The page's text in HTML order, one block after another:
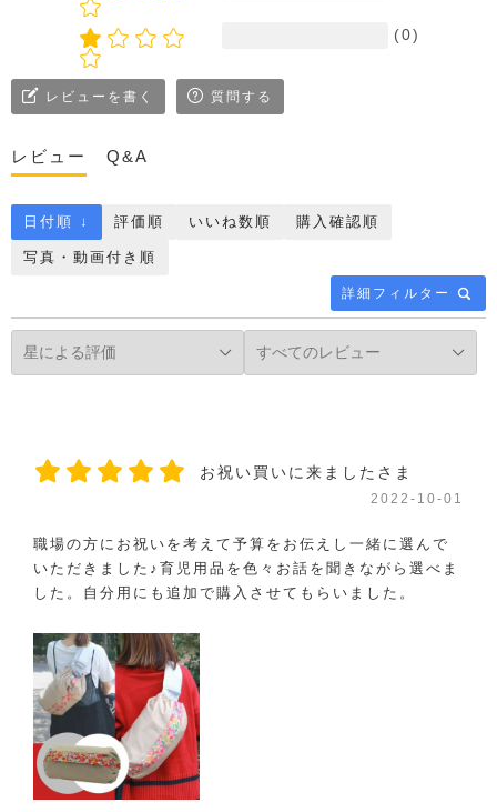
(0)
レビューを書く 質問する
レビュー Q&A
詳細フィルター
日付順 ↓ 評価順 いいね数順 購入確認順
写真・動画付き順
お祝い買いに来ましたさま
2022-10-01
職場の方にお祝いを考えて予算をお伝えし一緒に選んで
いただきました♪育児用品を色々お話を聞きながら選べま
した。自分用にも追加で購入させてもらいました。